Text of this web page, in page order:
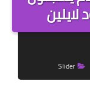
Slider